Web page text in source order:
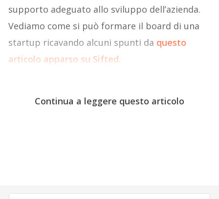
supporto adeguato allo sviluppo dell’azienda.
Vediamo come si può formare il board di una
startup ricavando alcuni spunti da questo
articolo apparso su Sifted.
Continua a leggere questo articolo